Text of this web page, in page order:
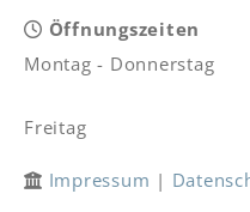
 Öffnungszeiten
Montag - Donnerstag
Freitag
 Impressum |